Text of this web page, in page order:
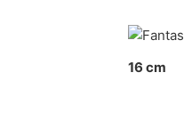
16 cm